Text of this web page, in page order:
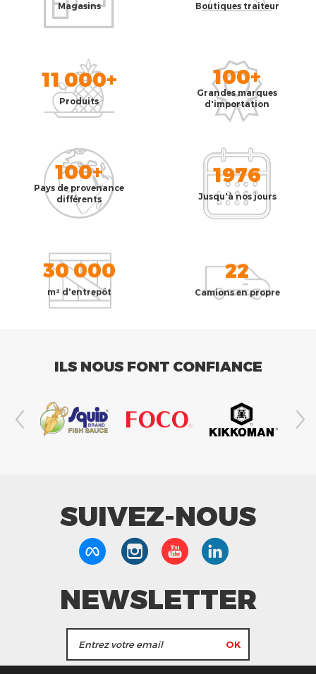
Magasins Boutiques traiteur
11 000+
Produits
100+
Grandes marques
d'importation
100+
Pays de provenance
différents
1976
Jusqu'à nos jours
30 000
m² d'entrepôt
22
Camions en propre
ILS NOUS FONT CONFIANCE
SUIVEZ-NOUS
NEWSLETTER